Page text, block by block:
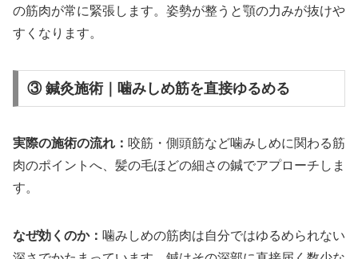
の筋肉が常に緊張します。姿勢が整うと顎の力みが抜けや
すくなります。
③ 鍼灸施術｜噛みしめ筋を直接ゆるめる
実際の施術の流れ： 咬筋・側頭筋など噛みしめに関わる筋
肉のポイントへ、髪の毛ほどの細さの鍼でアプローチしま
す。
なぜ効くのか： 噛みしめの筋肉は自分ではゆるめられない